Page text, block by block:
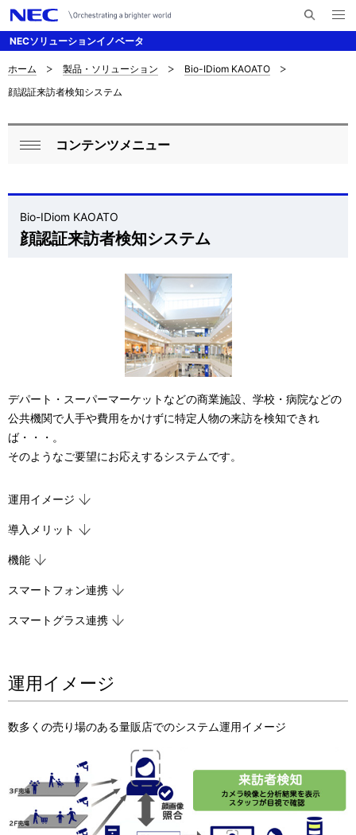
NECソリューションイノベータ
メ
ニ
ナ
ビ
ゲ
ョ
サ
イ
ト
の
現
在
ホーム 製品・ソリューション
Bio-IDiom KAOATO
顔認証来訪者検知システム
ロ
カ
ル
ョ
ン
コンテンツメニュー
顔認証来訪者検知システム
Bio-IDiom KAOATO
デパート・スーパーマーケットなどの商業施設、学校・病院などの
公共機関で人手や費用をかけずに特定人物の来訪を検知できれ
ば・・・。
そのようなご要望にお応えするシステムです。
運用イメージ
導入メリット
機能
スマートフォン連携
スマートグラス連携
運用イメージ
数多くの売り場のある量販店でのシステム運用イメージ